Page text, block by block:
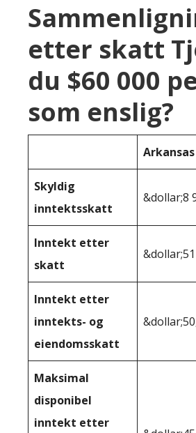
etter skatt
du $60 000
som enslig?
Arkansas
Skyldig
inntektsskatt
&dollar;8
Inntekt etter
skatt
Inntekt etter
inntekts- og
eiendomsskatt
Maksimal
disponibel
inntekt etter